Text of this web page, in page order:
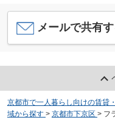
メールで共有
京都市で一人暮らし向けの賃貸
域から探す > 京都市下京区 > フ